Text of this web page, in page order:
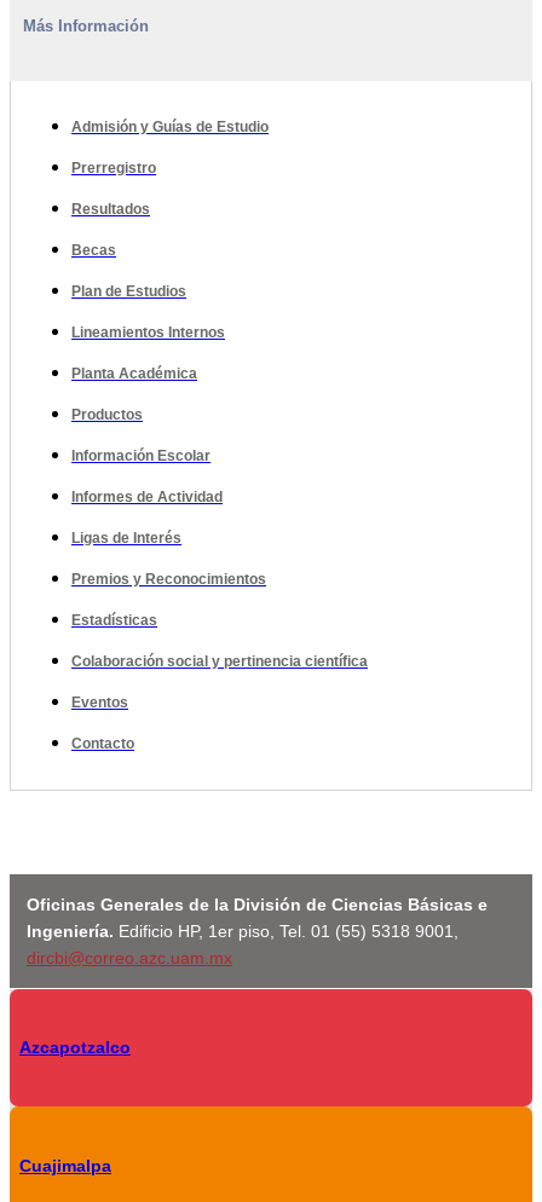
Más Información
Admisión y Guías de Estudio
Prerregistro
Resultados
Becas
Plan de Estudios
Lineamientos Internos
Planta Académica
Productos
Información Escolar
Informes de Actividad
Ligas de Interés
Premios y Reconocimientos
Estadísticas
Colaboración social y pertinencia científica
Eventos
Contacto
Oficinas Generales de la División de Ciencias Básicas e
Ingeniería. Edificio HP, 1er piso, Tel. 01 (55) 5318 9001,
dircbi@correo.azc.uam.mx
Azcapotzalco
Cuajimalpa